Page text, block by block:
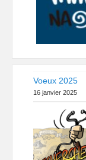
Voeux 2025
16 janvier 2025